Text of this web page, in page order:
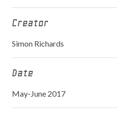
Creator
Simon Richards
Date
May-June 2017